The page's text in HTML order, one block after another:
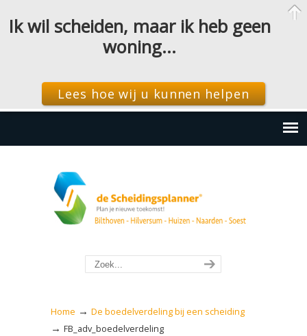
Home → De boedelverdeling bij een scheiding
→ FB_adv_boedelverdeling
Ik wil scheiden, maar ik heb geen
woning…
Lees hoe wij u kunnen helpen